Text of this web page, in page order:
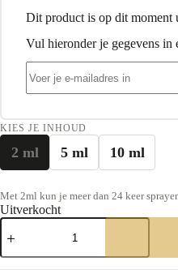
Dit product is op dit moment
Vul hieronder je gegevens in
KIES JE INHOUD
2 ml 5 ml 10 ml
Met 2ml kun je meer dan 24 keer
Uitverkocht
Chanel
N°5